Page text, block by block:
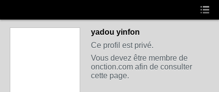
yadou yinfon
Ce profil est privé.
Vous devez être membre de
onction.com afin de consulter
cette page.